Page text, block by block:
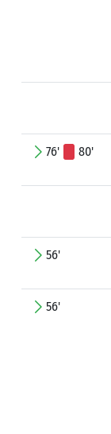
76' 80'
56'
56'